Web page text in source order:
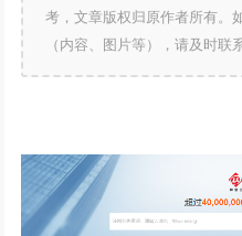
考，文章版权归原作者所有。
（内容、图片等），请及时联